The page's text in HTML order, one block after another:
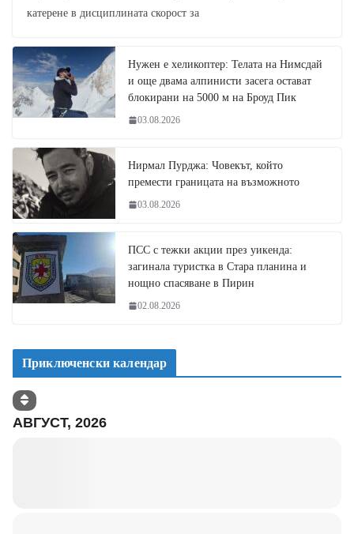
катерене в дисциплината скорост за
Нужен е хеликоптер: Телата на Нимсдай
и още двама алпинисти засега остават
блокирани на 5000 м на Броуд Пик
03.08.2026
Нирмал Пурджа: Човекът, който
премести границата на възможното
03.08.2026
ПСС с тежки акции през уикенда:
загинала туристка в Стара планина и
нощно спасяване в Пирин
02.08.2026
Приключенски календар
АВГУСТ, 2026